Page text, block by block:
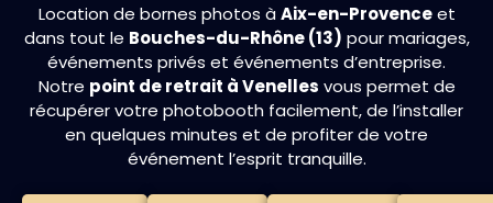
Location de bornes photos à Aix-en-Provenceet
dans tout le Bouches-du-Rhône (13) pour mariages,
événements privés et événements d’entreprise.
Notre point de retrait à Venelles vous permet de
récupérer votre photobooth facilement, de l’installer
en quelques minutes et de profiter de votre
événement l’esprit tranquille.